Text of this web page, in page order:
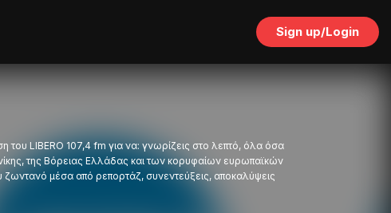
Sign up/Login
LIBERO 107,4 fm για να: γνωρίζεις στο λεπτό, όλα όσα
της Βόρειας Ελλάδας και των κορυφαίων ευρωπαϊκών
μέσα από ρεπορτάζ, συνεντεύξεις, αποκαλύψεις